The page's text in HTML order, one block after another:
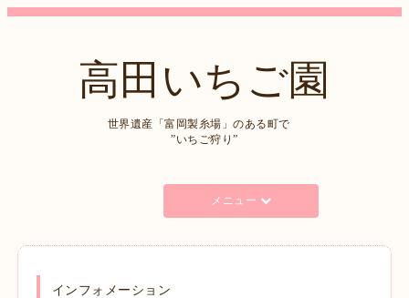
高田いちご園
世界遺産「富岡製糸場」のある町で
”いちご狩り”
メニュー
インフォメーション